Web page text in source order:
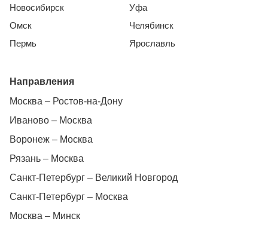
Новосибирск
Омск
Пермь
Уфа
Челябинск
Ярославль
Направления
Москва – Ростов-на-Дону
Иваново – Москва
Воронеж – Москва
Рязань – Москва
Санкт-Петербург – Великий Новгород
Санкт-Петербург – Москва
Москва – Минск